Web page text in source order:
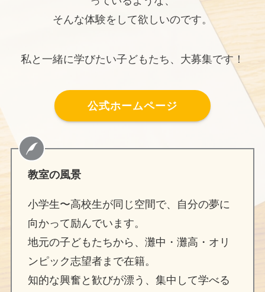
そんな体験をして欲しいのです。
私と一緒に学びたい子どもたち、大募集です！
公式ホームページ
教室の風景
小学生〜高校生が同じ空間で、自分の夢に
向かって励んでいます。
地元の子どもたちから、灘中・灘高・オリ
ンピック志望者まで在籍。
知的な興奮と歓びが漂う、集中して学べる